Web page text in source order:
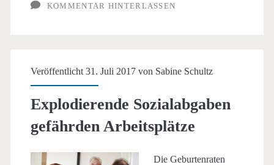
KOMMENTAR HINTERLASSEN
Veröffentlicht 31. Juli 2017 von Sabine Schultz
Explodierende Sozialabgaben
gefährden Arbeitsplätze
Die Geburtenraten